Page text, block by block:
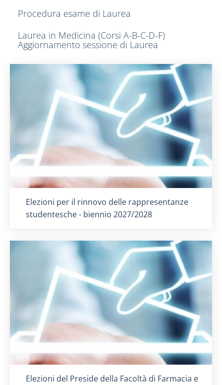
Procedura esame di Laurea
Laurea in Medicina (Corsi A-B-C-D-F)
Aggiornamento sessione di Laurea
Titolo card:
Elezioni per il rinnovo delle rappresentanze
studentesche - biennio 2027/2028
Titolo card :
Elezioni del Preside della Facoltà di Farmacia e